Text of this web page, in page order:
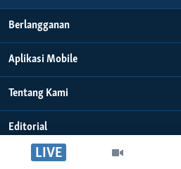
LIVE
Berlangganan
Aplikasi Mobile
Tentang Kami
Editorial